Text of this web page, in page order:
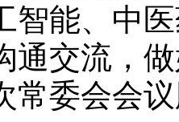
智能、中
通交流，
常委会会